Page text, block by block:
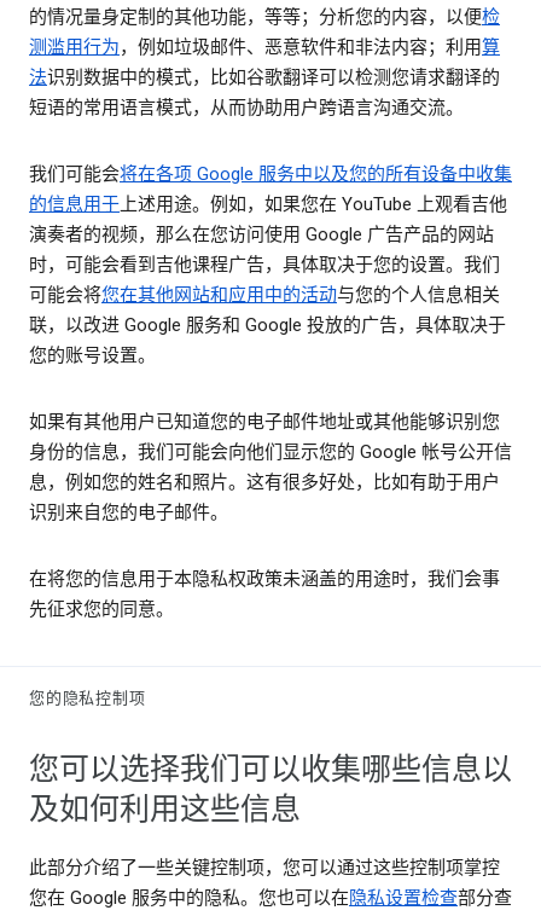
的情况量身定制的其他功能，等等；分析您的内容，以便检
测滥用行为，例如垃圾邮件、恶意软件和非法内容；利用算
法识别数据中的模式，比如谷歌翻译可以检测您请求翻译的
短语的常用语言模式，从而协助用户跨语言沟通交流。
我们可能会将在各项 Google 服务中以及您的所有设备中收集
的信息用于上述用途。例如，如果您在 YouTube 上观看吉他
演奏者的视频，那么在您访问使用 Google 广告产品的网站
时，可能会看到吉他课程广告，具体取决于您的设置。我们
可能会将您在其他网站和应用中的活动与您的个人信息相关
联，以改进 Google 服务和 Google 投放的广告，具体取决于
您的账号设置。
如果有其他用户已知道您的电子邮件地址或其他能够识别您
身份的信息，我们可能会向他们显示您的 Google 帐号公开信
息，例如您的姓名和照片。这有很多好处，比如有助于用户
识别来自您的电子邮件。
在将您的信息用于本隐私权政策未涵盖的用途时，我们会事
先征求您的同意。
您的隐私控制项
您可以选择我们可以收集哪些信息以
及如何利用这些信息
此部分介绍了一些关键控制项，您可以通过这些控制项掌控
您在 Google 服务中的隐私。您也可以在隐私设置检查部分查